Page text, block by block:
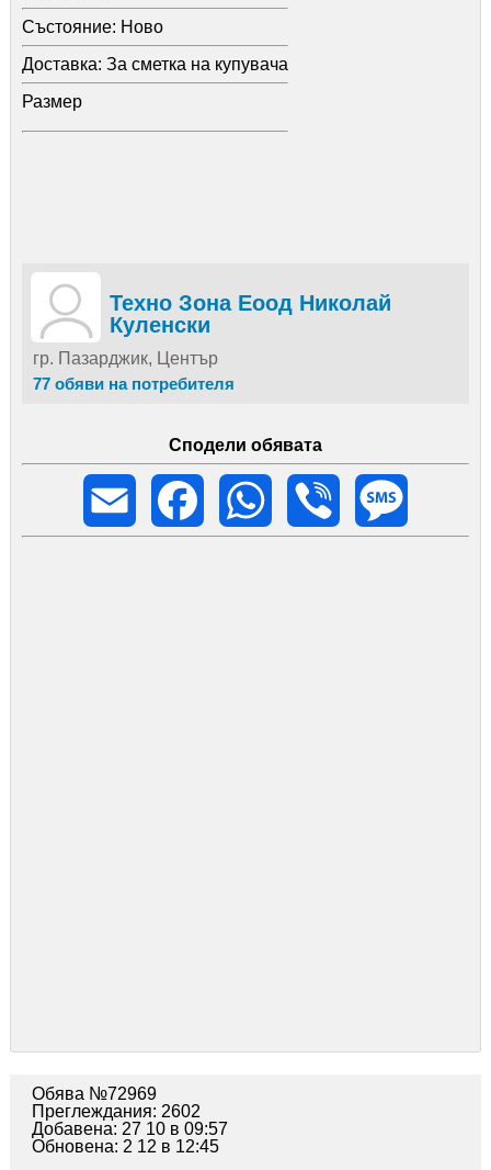
Състояние: Ново
Доставка: За сметка на купувача
Размер
Техно Зона Еоод Николай
Куленски
гр. Пазарджик, Център
77 обяви на потребителя
Сподели обявата
Email
Facebook WhatsApp Viber
Обява №72969
Преглеждания: 2602
Добавена: 27 10 в 09:57
Обновена: 2 12 в 12:45